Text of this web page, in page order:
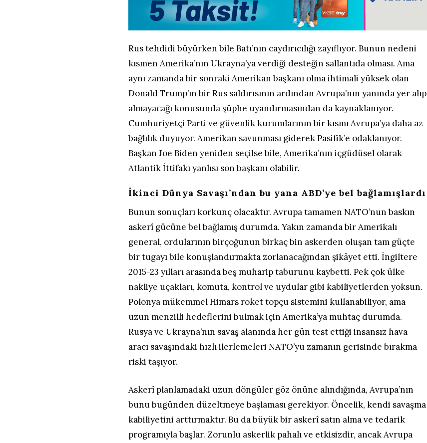
Rus tehdidi büyürken bile Batı’nın caydırıcılığı zayıflıyor. Bunun nedeni
kısmen Amerika’nın Ukrayna’ya verdiği desteğin sallantıda olması. Ama
aynı zamanda bir sonraki Amerikan başkanı olma ihtimali yüksek olan
Donald Trump’ın bir Rus saldırısının ardından Avrupa’nın yanında yer alıp
almayacağı konusunda şüphe uyandırmasından da kaynaklanıyor.
Cumhuriyetçi Parti ve güvenlik kurumlarının bir kısmı Avrupa’ya daha az
bağlılık duyuyor. Amerikan savunması giderek Pasifik’e odaklanıyor.
Başkan Joe Biden yeniden seçilse bile, Amerika’nın içgüdüsel olarak
Atlantik İttifakı yanlısı son başkanı olabilir.
İkinci Dünya Savaşı’ndan bu yana ABD’ye bel bağlamışlardı
Bunun sonuçları korkunç olacaktır. Avrupa tamamen NATO’nun baskın
askerî gücüne bel bağlamış durumda. Yakın zamanda bir Amerikalı
general, ordularının birçoğunun birkaç bin askerden oluşan tam güçte
bir tugayı bile konuşlandırmakta zorlanacağından şikâyet etti. İngiltere
2015-23 yılları arasında beş muharip taburunu kaybetti. Pek çok ülke
nakliye uçakları, komuta, kontrol ve uydular gibi kabiliyetlerden yoksun.
Polonya mükemmel Himars roket topçu sistemini kullanabiliyor, ama
uzun menzilli hedeflerini bulmak için Amerika’ya muhtaç durumda.
Rusya ve Ukrayna’nın savaş alanında her gün test ettiği insansız hava
aracı savaşındaki hızlı ilerlemeleri NATO’yu zamanın gerisinde bırakma
riski taşıyor.
Askerî planlamadaki uzun döngüler göz önüne alındığında, Avrupa’nın
bunu bugünden düzeltmeye başlaması gerekiyor. Öncelik, kendi savaşma
kabiliyetini arttırmaktır. Bu da büyük bir askerî satın alma ve tedarik
programıyla başlar. Zorunlu askerlik pahalı ve etkisizdir, ancak Avrupa